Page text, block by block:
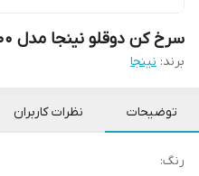
سرخ کن دوقلو نینجا مدل NINJA AF400
برند: نینجا
توضیحات نظرات کاربران
رنگ: